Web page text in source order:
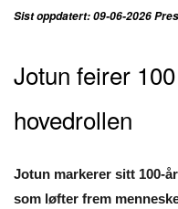
Sist oppdatert: 09-06-2026
Jotun feirer
hovedrollen
Jotun markerer sitt 100-
som løfter frem